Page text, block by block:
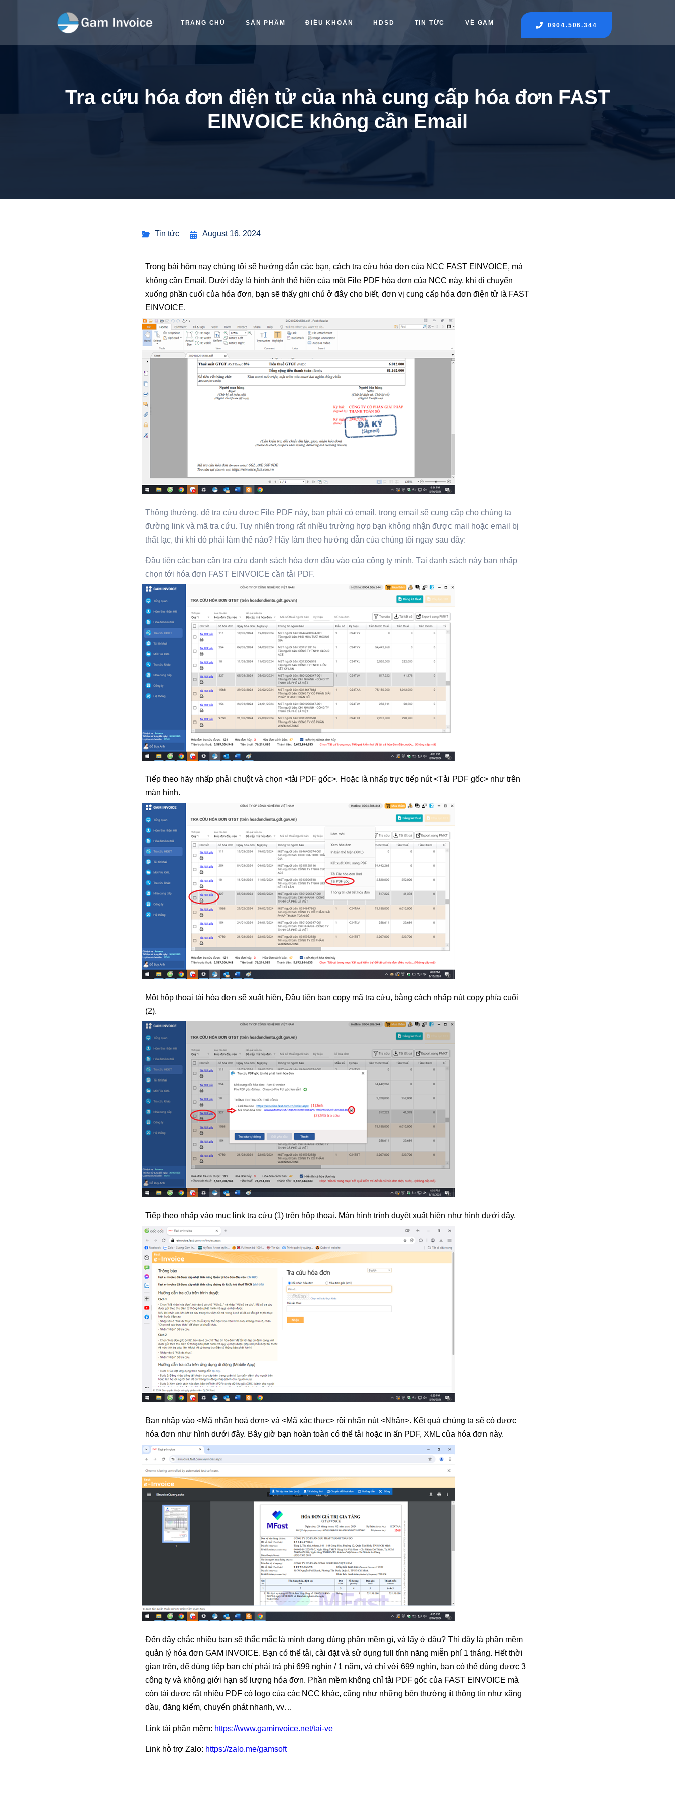
TRANG CHỦ SẢN PHẨM ĐIỀU KHOẢN HDSD TIN TỨC VỀ GAM 0904.506.344
Tra cứu hóa đơn điện tử của nhà cung cấp hóa đơn FAST
EINVOICE không cần Email
Tin tức August 16, 2024
Trong bài hôm nay chúng tôi sẽ hướng dẫn các bạn, cách tra cứu hóa đơn của NCC FAST EINVOICE, mà
không cần Email. Dưới đây là hình ảnh thể hiện của một File PDF hóa đơn của NCC này, khi di chuyển
xuống phần cuối của hóa đơn, bạn sẽ thấy ghi chú ở đây cho biết, đơn vị cung cấp hóa đơn điện tử là FAST
EINVOICE.
Thông thường, để tra cứu được File PDF này, bạn phải có email, trong email sẽ cung cấp cho chúng ta
đường link và mã tra cứu. Tuy nhiên trong rất nhiều trường hợp bạn không nhận được mail hoặc email bị
thất lạc, thì khi đó phải làm thế nào? Hãy làm theo hướng dẫn của chúng tôi ngay sau đây:
Đầu tiên các bạn cần tra cứu danh sách hóa đơn đầu vào của công ty mình. Tại danh sách này bạn nhấp
chọn tới hóa đơn FAST EINVOICE cần tải PDF.
Tiếp theo hãy nhấp phải chuột và chọn <tải PDF gốc>. Hoặc là nhấp trực tiếp nút <Tải PDF gốc> như trên
màn hình.
Một hộp thoại tải hóa đơn sẽ xuất hiện, Đầu tiên bạn copy mã tra cứu, bằng cách nhấp nút copy phía cuối
(2).
Tiếp theo nhấp vào mục link tra cứu (1) trên hộp thoại. Màn hình trình duyệt xuất hiện như hình dưới đây.
Bạn nhập vào <Mã nhận hoá đơn> và <Mã xác thực> rồi nhấn nút <Nhận>. Kết quả chúng ta sẽ có được
hóa đơn như hình dưới đây. Bây giờ bạn hoàn toàn có thể tải hoặc in ấn PDF, XML của hóa đơn này.
Đến đây chắc nhiều bạn sẽ thắc mắc là mình đang dùng phần mềm gì, và lấy ở đâu? Thì đây là phần mềm
quản lý hóa đơn GAM INVOICE. Bạn có thể tải, cài đặt và sử dụng full tính năng miễn phí 1 tháng. Hết thời
gian trên, để dùng tiếp bạn chỉ phải trả phí 699 nghìn / 1 năm, và chỉ với 699 nghìn, bạn có thể dùng được 3
công ty và không giới hạn số lượng hóa đơn. Phần mềm không chỉ tải PDF gốc của FAST EINVOICE mà
còn tải được rất nhiều PDF có logo của các NCC khác, cũng như những bên thường ít thông tin như xăng
dầu, đăng kiểm, chuyển phát nhanh, vv…
Link tải phần mềm: https://www.gaminvoice.net/tai-ve
Link hỗ trợ Zalo: https://zalo.me/gamsoft